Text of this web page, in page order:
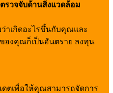
รวจจับด้านสิ่งแวดล้อม
าเกิดอะไรขึ้นกับคุณและ
องคุณก็เป็นอันตราย ลงทุน
ตเพื่อให้คุณสามารถจัดการ